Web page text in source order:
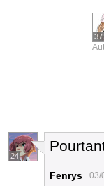
37
24
Fenrys 03/